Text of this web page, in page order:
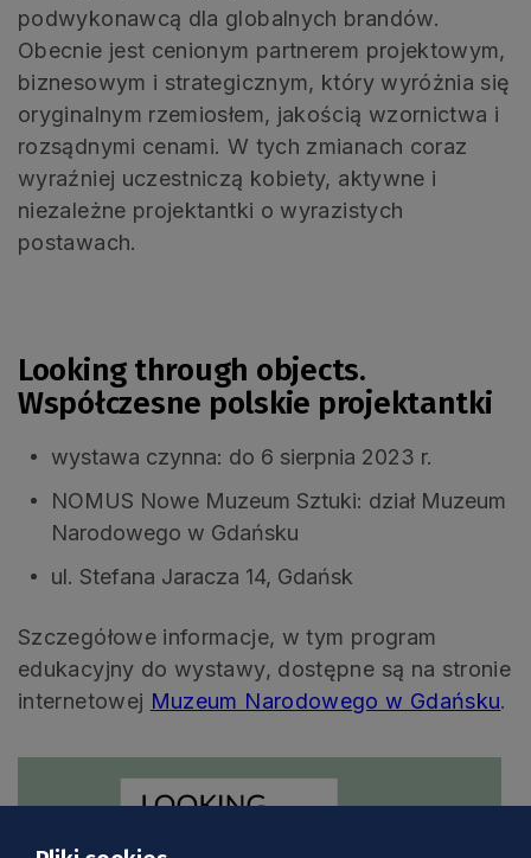
podwykonawcą dla globalnych brandów.
Obecnie jest cenionym partnerem projektowym,
biznesowym i strategicznym, który wyróżnia się
oryginalnym rzemiosłem, jakością wzornictwa i
rozsądnymi cenami. W tych zmianach coraz
wyraźniej uczestniczą kobiety, aktywne i
niezależne projektantki o wyrazistych
postawach.
Looking through objects.
Współczesne polskie projektantki
wystawa czynna: do 6 sierpnia 2023 r.
NOMUS Nowe Muzeum Sztuki: dział Muzeum
Narodowego w Gdańsku
ul. Stefana Jaracza 14, Gdańsk
Szczegółowe informacje, w tym program
edukacyjny do wystawy, dostępne są na stronie
internetowej Muzeum Narodowego w Gdańsku.